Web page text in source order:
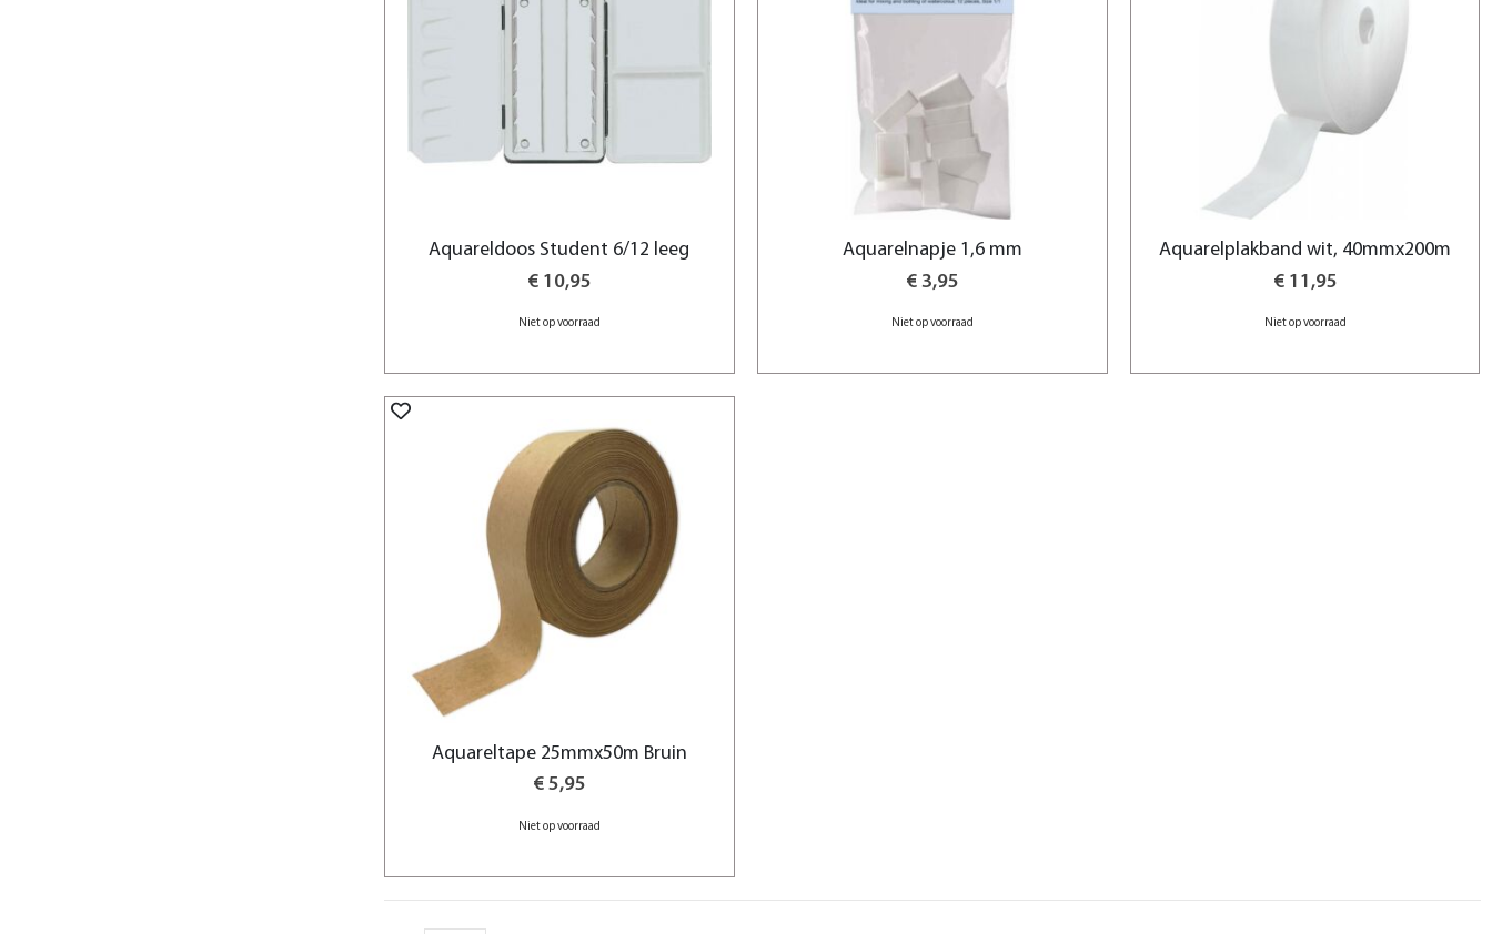
Aquareldoos Student 6/12 leeg
€ 10,95
Niet op voorraad
Aquarelnapje 1,6 mm
€ 3,95
Niet op voorraad
Aquarelplakband wit, 40mmx200m
€ 11,95
Niet op voorraad
Aquareltape 25mmx50m Bruin
€ 5,95
Niet op voorraad